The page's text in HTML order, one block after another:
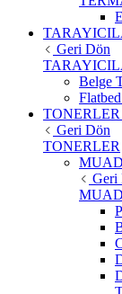
Geri Dön
Belge
Flatbed
TONERLER
Geri Dön
TONERLER
Geri